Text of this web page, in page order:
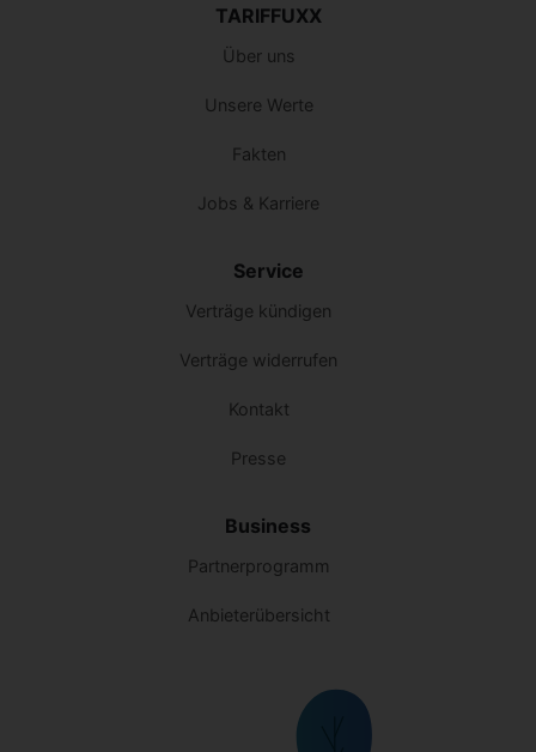
TARIFFUXX
Über uns
Unsere Werte
Fakten
Jobs & Karriere
Service
Verträge kündigen
Verträge widerrufen
Kontakt
Presse
Business
Partnerprogramm
Anbieterübersicht